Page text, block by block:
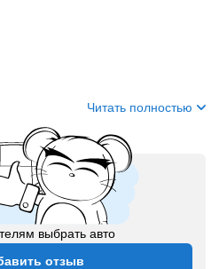
Читать полностью
выбрать авто
отзыв